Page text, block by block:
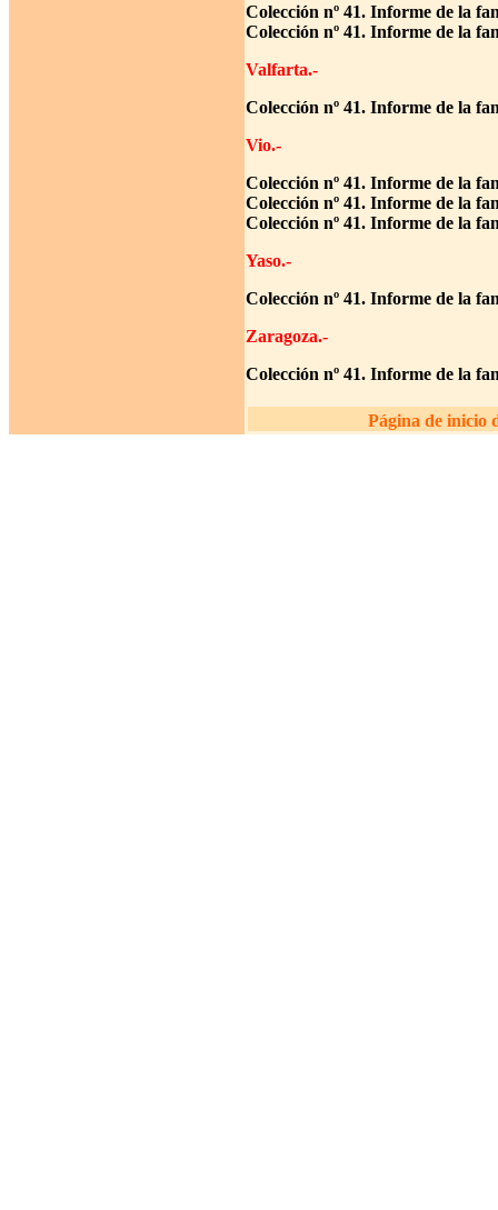
Colección nº 41. Informe de la
Colección nº 41. Informe de la
Valfarta.-
Colección nº 41. Informe de la
Vio.-
Colección nº 41. Informe de la
Colección nº 41. Informe de la
Colección nº 41. Informe de la
Yaso.-
Colección nº 41. Informe de la
Zaragoza.-
Colección nº 41. Informe de la
Página de inicio